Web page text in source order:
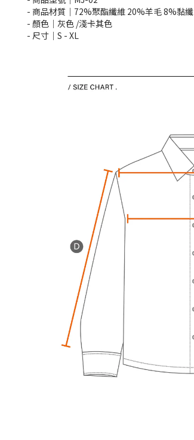
- 商品材質｜72%聚酯纖維 20%羊毛 8%黏纖
- 顏色｜灰色 /淺卡其色
- 尺寸｜S - XL